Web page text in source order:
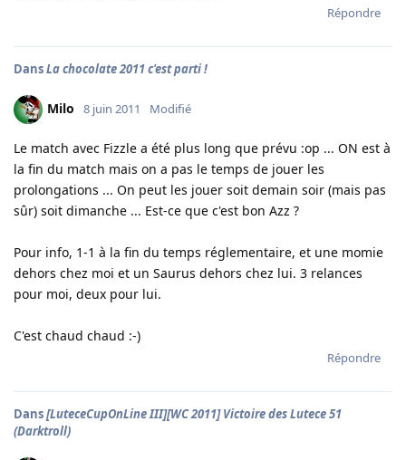
Répondre
DansLa chocolate 2011 c'est parti !
Milo 8 juin 2011 Modifié
Le match avec Fizzle a été plus long que prévu :op ... ON est à
la fin du match mais on a pas le temps de jouer les
prolongations ... On peut les jouer soit demain soir (mais pas
sûr) soit dimanche ... Est-ce que c'est bon Azz ?
Pour info, 1-1 à la fin du temps réglementaire, et une momie
dehors chez moi et un Saurus dehors chez lui. 3 relances
pour moi, deux pour lui.
C'est chaud chaud :-)
Répondre
Dans[LuteceCupOnLine III][WC 2011] Victoire des Lutece 51
(Darktroll)